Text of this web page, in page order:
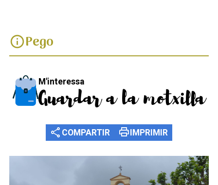
infoPego
M'interessa
Guardar a la motxilla
share COMPARTIR print IMPRIMIR